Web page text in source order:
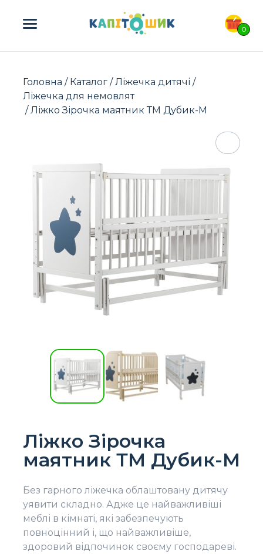
0
ПОШУК ТОВАРІВ:
Головна / Каталог / Ліжечка дитячі /
Ліжечка для немовлят
/ Ліжко Зірочка маятник ТМ Дубик-М
Ліжко Зірочка
маятник ТМ Дубик-М
Без гарного ліжечка облаштовану дитячу
уявити складно. Адже це найважливіші
меблі в кімнаті, які забезпечують
повноцінний і, що найважливіше,
здоровий відпочинок своєму господареві.